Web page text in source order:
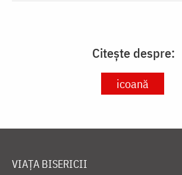
Citește despre:
icoană
VIAȚA BISERICII